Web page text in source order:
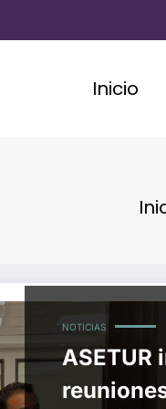
Inicio
NOTICIAS
ASETUR